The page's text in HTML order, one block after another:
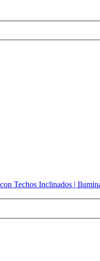
Techos Inclinados |